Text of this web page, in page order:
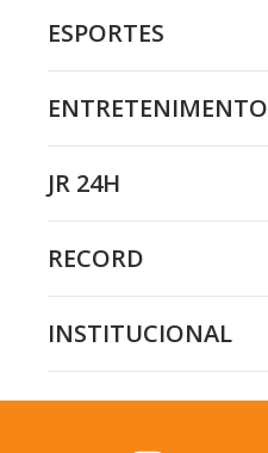
ESPORTES
ENTRETENIMENTO
JR 24H
RECORD
INSTITUCIONAL